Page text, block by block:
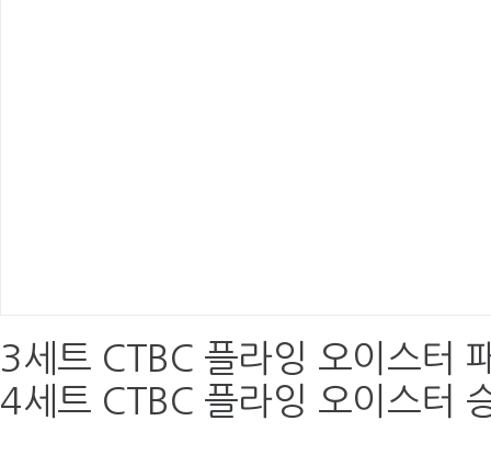
3세트 CTBC 플라잉 오이스터
4세트 CTBC 플라잉 오이스터